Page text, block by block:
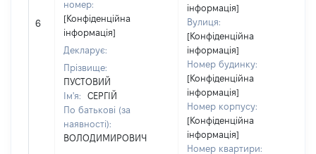
6
номер:
[Конфіденційна
інформація]
Декларує:
Прізвище:
ПУСТОВИЙ
Ім'я:
СЕРГІЙ
По батькові (за
наявності):
ВОЛОДИМИРОВИЧ
інформація]
Вулиця:
[Конфіденційна
інформація]
Номер будинку:
[Конфіденційна
інформація]
Номер корпусу:
[Конфіденційна
інформація]
Номер квартири: